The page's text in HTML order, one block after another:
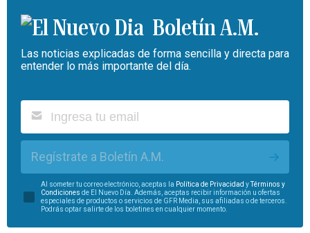
Boletín A.M.
Las noticias explicadas de forma sencilla y directa para
entender lo más importante del día.
Regístrate a Boletín A.M.
Al someter tu correo electrónico, aceptas la Política de Privacidad y
Términos y
Condiciones de El Nuevo Día. Además, aceptas recibir información u ofertas
especiales de productos o servicios de GFR Media, sus afiliadas o de terceros.
Podrás optar salirte de los boletines en cualquier momento.